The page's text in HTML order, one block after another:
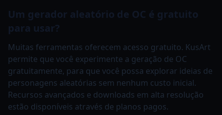
Um gerador aleatório de OC é gratuito
para usar?
Muitas ferramentas oferecem acesso gratuito. KusArt
permite que você experimente a geração de OC
gratuitamente, para que você possa explorar ideias de
personagens aleatórias sem nenhum custo inicial.
Recursos avançados e downloads em alta resolução
estão disponíveis através de planos pagos.